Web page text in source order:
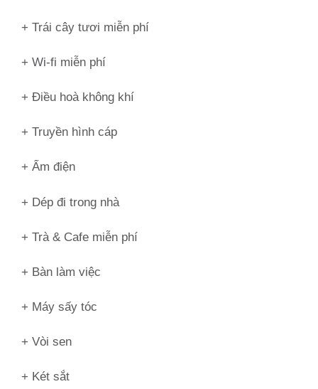
+ Trái cây tươi miễn phí
+ Wi-fi miễn phí
+ Điều hoà không khí
+ Truyền hình cáp
+ Ấm điện
+ Dép đi trong nhà
+ Trà & Cafe miễn phí
+ Bàn làm việc
+ Máy sấy tóc
+ Vòi sen
+ Két sắt